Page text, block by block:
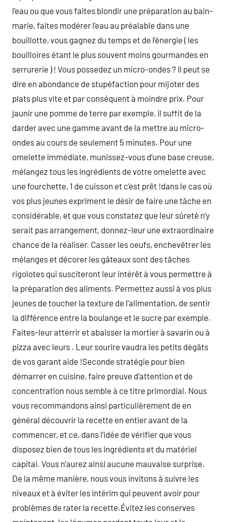
l’eau ou que vous faites blondir une préparation au bain-
marie, faites modérer l’eau au préalable dans une
bouillotte, vous gagnez du temps et de l’énergie ( les
bouilloires étant le plus souvent moins gourmandes en
serrurerie ) ! Vous possedez un micro-ondes ? Il peut se
dire en abondance de stupéfaction pour mijoter des
plats plus vite et par conséquent à moindre prix. Pour
jaunir une pomme de terre par exemple, il suffit de la
darder avec une gamme avant de la mettre au micro-
ondes au cours de seulement 5 minutes. Pour une
omelette immédiate, munissez-vous d’une base creuse,
mélangez tous les ingrédients de votre omelette avec
une fourchette, 1 de cuisson et c’est prêt !dans le cas où
vos plus jeunes expriment le désir de faire une tâche en
considérable, et que vous constatez que leur sûreté n’y
serait pas arrangement, donnez-leur une extraordinaire
chance de la réaliser. Casser les oeufs, enchevêtrer les
mélanges et décorer les gâteaux sont des tâches
rigolotes qui susciteront leur intérêt à vous permettre à
la préparation des aliments. Permettez aussi à vos plus
jeunes de toucher la texture de l’alimentation, de sentir
la différence entre la boulange et le sucre par exemple.
Faites-leur atterrir et abaisser la mortier à savarin ou à
pizza avec leurs . Leur sourire vaudra les petits dégâts
de vos garant aide !Seconde stratégie pour bien
démarrer en cuisine, faire preuve d’attention et de
concentration nous semble à ce titre primordial. Nous
vous recommandons ainsi particulièrement de en
général découvrir la recette en entier avant de la
commencer, et ce, dans l’idée de vérifier que vous
disposez bien de tous les ingrédients et du matériel
capital. Vous n’aurez ainsi aucune mauvaise surprise.
De la même manière, nous vous invitons à suivre les
niveaux et à éviter les intérim qui peuvent avoir pour
problèmes de rater la recette.Évitez les conserves